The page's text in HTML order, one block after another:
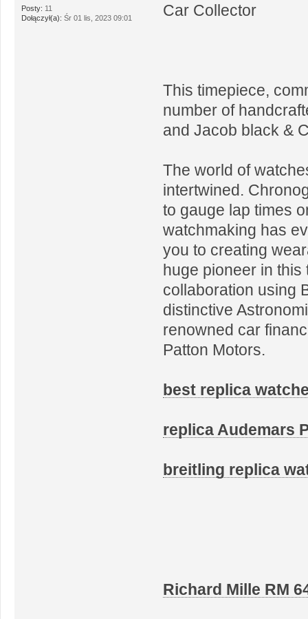
Posty: 11
Dołączył(a): Śr 01 lis, 2023 09:01
Car Collector
This timepiece,
number of
and Jacob black &
The world of
intertwined.
to gauge lap times
watchmaking has
you to creating
huge pioneer in
collaboration using
distinctive
renowned car
Patton Motors.
best replica
replica Audemars
breitling replica
Richard Mille RM